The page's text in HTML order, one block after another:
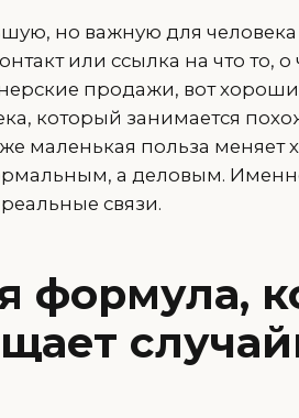
но важную для человека
или ссылка на что то,
продажи, вот
который занимается
маленькая польза меняет
а деловым.
связи.
формула,